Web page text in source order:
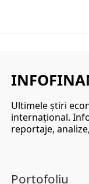
Ultimele ştiri
internaţional.
reportaje,
Portofoliu